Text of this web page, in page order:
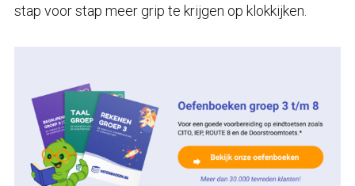
stap voor stap meer grip te krijgen op klokkijken.